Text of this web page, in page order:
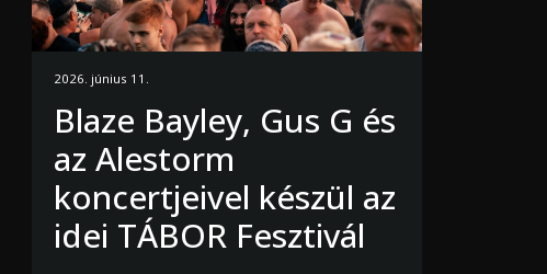
2026. június 11.
Blaze Bayley, Gus G és
az Alestorm
koncertjeivel készül az
idei TÁBOR Fesztivál